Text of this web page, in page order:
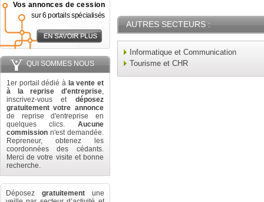
Vos annonces de cession
sur 6 portails spécialisés
QUI SOMMES NOUS
1er portail dédié à la vente et
à la reprise d'entreprise,
inscrivez-vous et déposez
gratuitement votre annonce
de reprise d'entreprise en
quelques clics. Aucune
commission n'est demandée.
Repreneur, obtenez les
coordonnées des cédants.
Merci de votre visite et bonne
recherche.
Déposez gratuitement une
AUTRES SECTEURS :
Informatique et Communication
Tourisme et CHR